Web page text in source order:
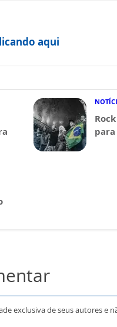
aqui
exclusiva de seus autores e